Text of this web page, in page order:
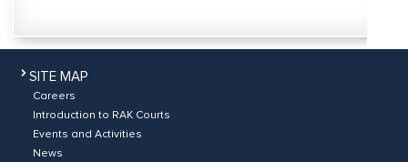
SITE MAP
Careers
Introduction to RAK Courts
Events and Activities
News